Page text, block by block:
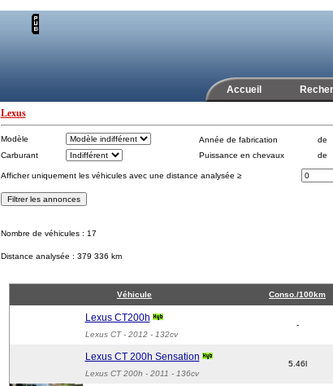
Accueil
Lexus
Modèle Année de fabrication de
Carburant
Puissance en chevaux de
Afficher uniquement les véhicules avec une distance analysée ≥
Nombre de véhicules : 17
Distance analysée : 379 336 km
Véhicule Conso./100km
Lexus CT200h
-
Lexus CT- 2012 - 132cv
Lexus CT 200h Sensation
5.46l
Lexus CT 200h - 2011 - 136cv